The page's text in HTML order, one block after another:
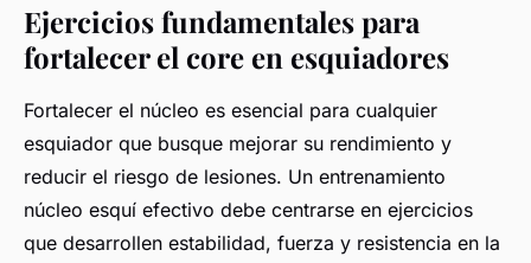
Ejercicios fundamentales para
fortalecer el core en esquiadores
Fortalecer el núcleo es esencial para cualquier
esquiador que busque mejorar su rendimiento y
reducir el riesgo de lesiones. Un entrenamiento
núcleo esquí efectivo debe centrarse en ejercicios
que desarrollen estabilidad, fuerza y resistencia en la